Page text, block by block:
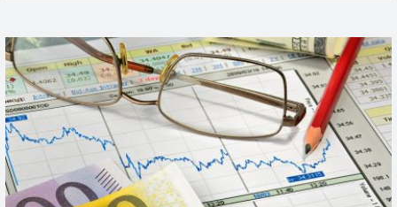
EXIGIMOS
SOLUCIONES
YA”